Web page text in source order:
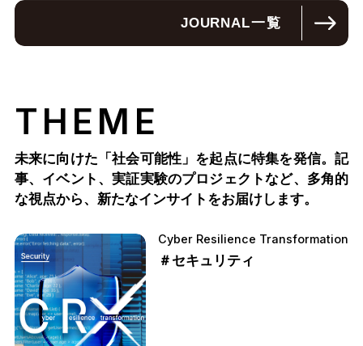
JOURNAL一覧
THEME
未来に向けた「社会可能性」を起点に特集を発信。記
事、イベント、実証実験のプロジェクトなど、多角的
な視点から、新たなインサイトをお届けします。
Cyber Resilience Transformation
＃セキュリティ